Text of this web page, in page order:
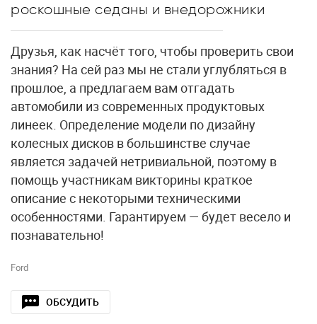
роскошные седаны и внедорожники
Друзья, как насчёт того, чтобы проверить свои
знания? На сей раз мы не стали углубляться в
прошлое, а предлагаем вам отгадать
автомобили из современных продуктовых
линеек. Определение модели по дизайну
колесных дисков в большинстве случае
является задачей нетривиальной, поэтому в
помощь участникам викторины краткое
описание с некоторыми техническими
особенностями. Гарантируем — будет весело и
познавательно!
Ford
ОБСУДИТЬ